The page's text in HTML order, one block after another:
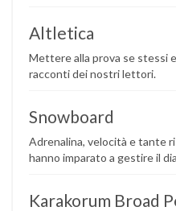
Altletica
Mettere alla prova se stessi
racconti dei nostri lettori.
Snowboard
Adrenalina, velocità e tante
hanno imparato a gestire il
Karakorum Broad